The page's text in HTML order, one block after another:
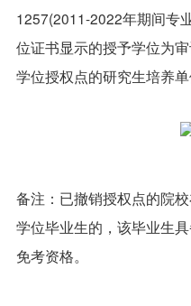
1257(2011-2022年期间专
位证书显示的授予学位为
学位授权点的研究生培养单
备注：已撤销授权点的院
学位毕业生的，该毕业生
免考资格。